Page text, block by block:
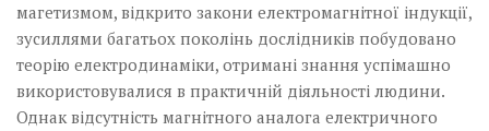
магетизмом, відкрито закони електромагнітної індукції,
зусиллями багатьох поколінь дослідників побудовано
теорію електродинаміки, отримані знання успімашно
використовувалися в практичній діяльності людини.
Однак відсутність магнітного аналога електричного